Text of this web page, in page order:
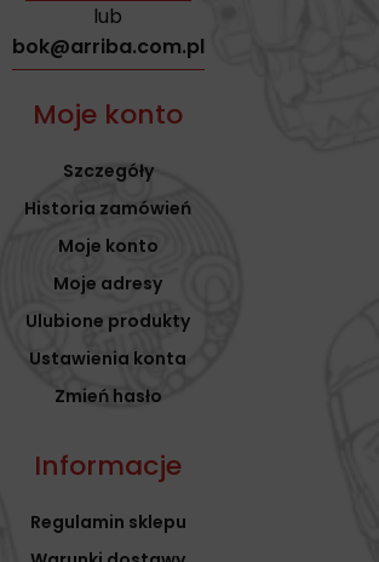
lub
bok@arriba.com.pl
Moje konto
Szczegóły
Historia zamówień
Moje konto
Moje adresy
Ulubione produkty
Ustawienia konta
Zmień hasło
Informacje
Regulamin sklepu